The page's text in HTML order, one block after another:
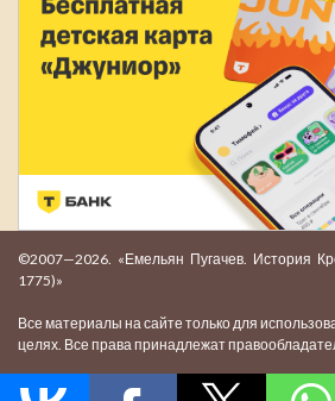
©2007—2026. «Емельян Пугачев. История
1775)»
Все материалы на сайте только для
целях. Все права принадлежат